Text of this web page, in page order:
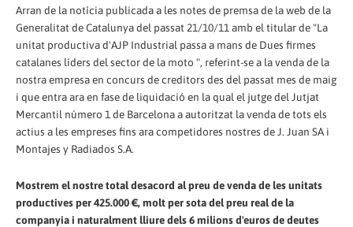
Arran de la notícia publicada a les notes de premsa de la web de la
Generalitat de Catalunya del passat 21/10/11 amb el titular de "La
unitat productiva d'AJP Industrial passa a mans de Dues firmes
catalanes líders del sector de la moto ", referint-se a la venda de la
nostra empresa en concurs de creditors des del passat mes de maig
i que entra ara en fase de liquidació en la qual el jutge del Jutjat
Mercantil número 1 de Barcelona a autoritzat la venda de tots els
actius a les empreses fins ara competidores nostres de J. Juan SA i
Montajes y Radiados S.A.
Mostrem el nostre total desacord al preu de venda de les unitats
productives per 425.000 €, molt per sota del preu real de la
companyia i naturalment lliure dels 6 milions d'euros de deutes